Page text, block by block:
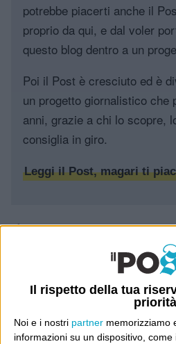
Il rispetto della tua
priorità
Noi e i nostri partner memorizziamo
informazioni su un dispositivo,
potrebbe piacerti anche il
proprio da qui, e dal voler
questo blog dentro a un
Poi il Post è cresciuto ed è
un progetto giornalistico che
anni, grazie a chi lo scopre,
consiglia in giro.
Leggi il Post, magari ti
Luca Sofri Wittgenstein